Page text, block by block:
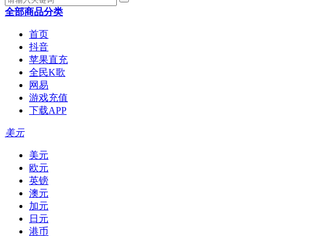
全部商品分类
首页
抖音
苹果直充
全民K歌
网易
游戏充值
下载APP
美元
美元
欧元
英镑
澳元
加元
日元
港币